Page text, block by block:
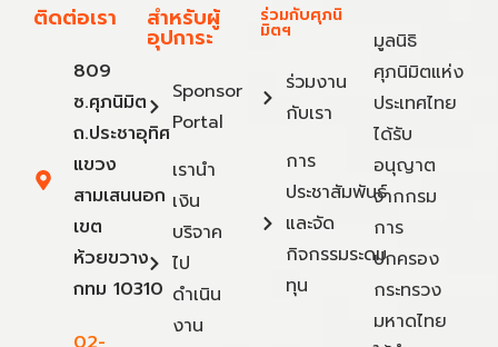
ติดต่อเรา
809
ซ.ศุภนิมิต
ถ.ประชาอุทิศ
แขวง
สามเสนนอก
เขต
ห้วยขวาง
กทม 10310
สำหรับผู้
อุปการะ
Sponsor
Portal
เรานำ
เงิน
บริจาค
ไป
ดำเนิน
งาน
ร่วมกับศุภนิ
มิตฯ
ร่วมงาน
กับเรา
การ
ประชาสัมพันธ์
และจัด
กิจกรรมระดม
ทุน
มูลนิธิ
ศุภนิมิตแห่ง
ประเทศไทย
ได้รับ
อนุญาต
จากกรม
การ
ปกครอง
กระทรวง
มหาดไทย